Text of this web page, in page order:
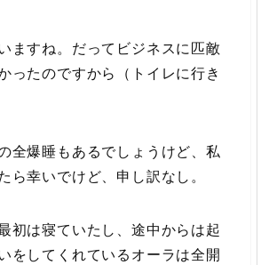
ますね。だってビジネスに匹敵
ったのですから（トイレに行き
全爆睡もあるでしょうけど、私
幸いでけど、申し訳なし。
初は寝ていたし、途中からは起
をしてくれているオーラは全開